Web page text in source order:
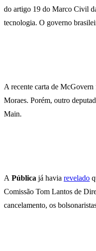
do artigo 19 do Marco Civil
tecnologia. O governo
A recente carta de
Moraes. Porém, outro
Main.
A Pública já havia revelado
Comissão Tom Lantos de
cancelamento, os